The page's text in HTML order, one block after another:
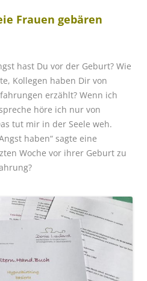
Frauen gebären
hast Du vor der Geburt? Wie
Kollegen haben Dir von
erzählt? Wenn ich
höre ich nur von
tut mir in der Seele weh.
haben“ sagte eine
Woche vor ihrer Geburt zu